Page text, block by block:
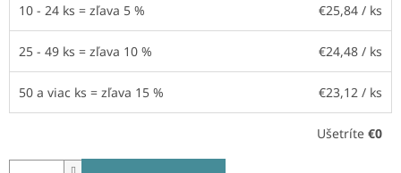
10 - 24 ks = zľava 5 % €25,84 / ks
25 - 49 ks = zľava 10 % €24,48 / ks
50 a viac ks = zľava 15 % €23,12 / ks
Ušetríte €0